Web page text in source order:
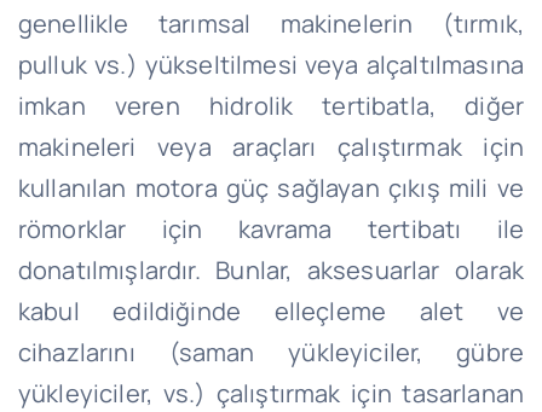
genellikle tarımsal makinelerin (tırmık,
pulluk vs.) yükseltilmesi veya alçaltılmasına
imkan veren hidrolik tertibatla, diğer
makineleri veya araçları çalıştırmak için
kullanılan motora güç sağlayan çıkış mili ve
römorklar için kavrama tertibatı ile
donatılmışlardır. Bunlar, aksesuarlar olarak
kabul edildiğinde elleçleme alet ve
cihazlarını (saman yükleyiciler, gübre
yükleyiciler, vs.) çalıştırmak için tasarlanan